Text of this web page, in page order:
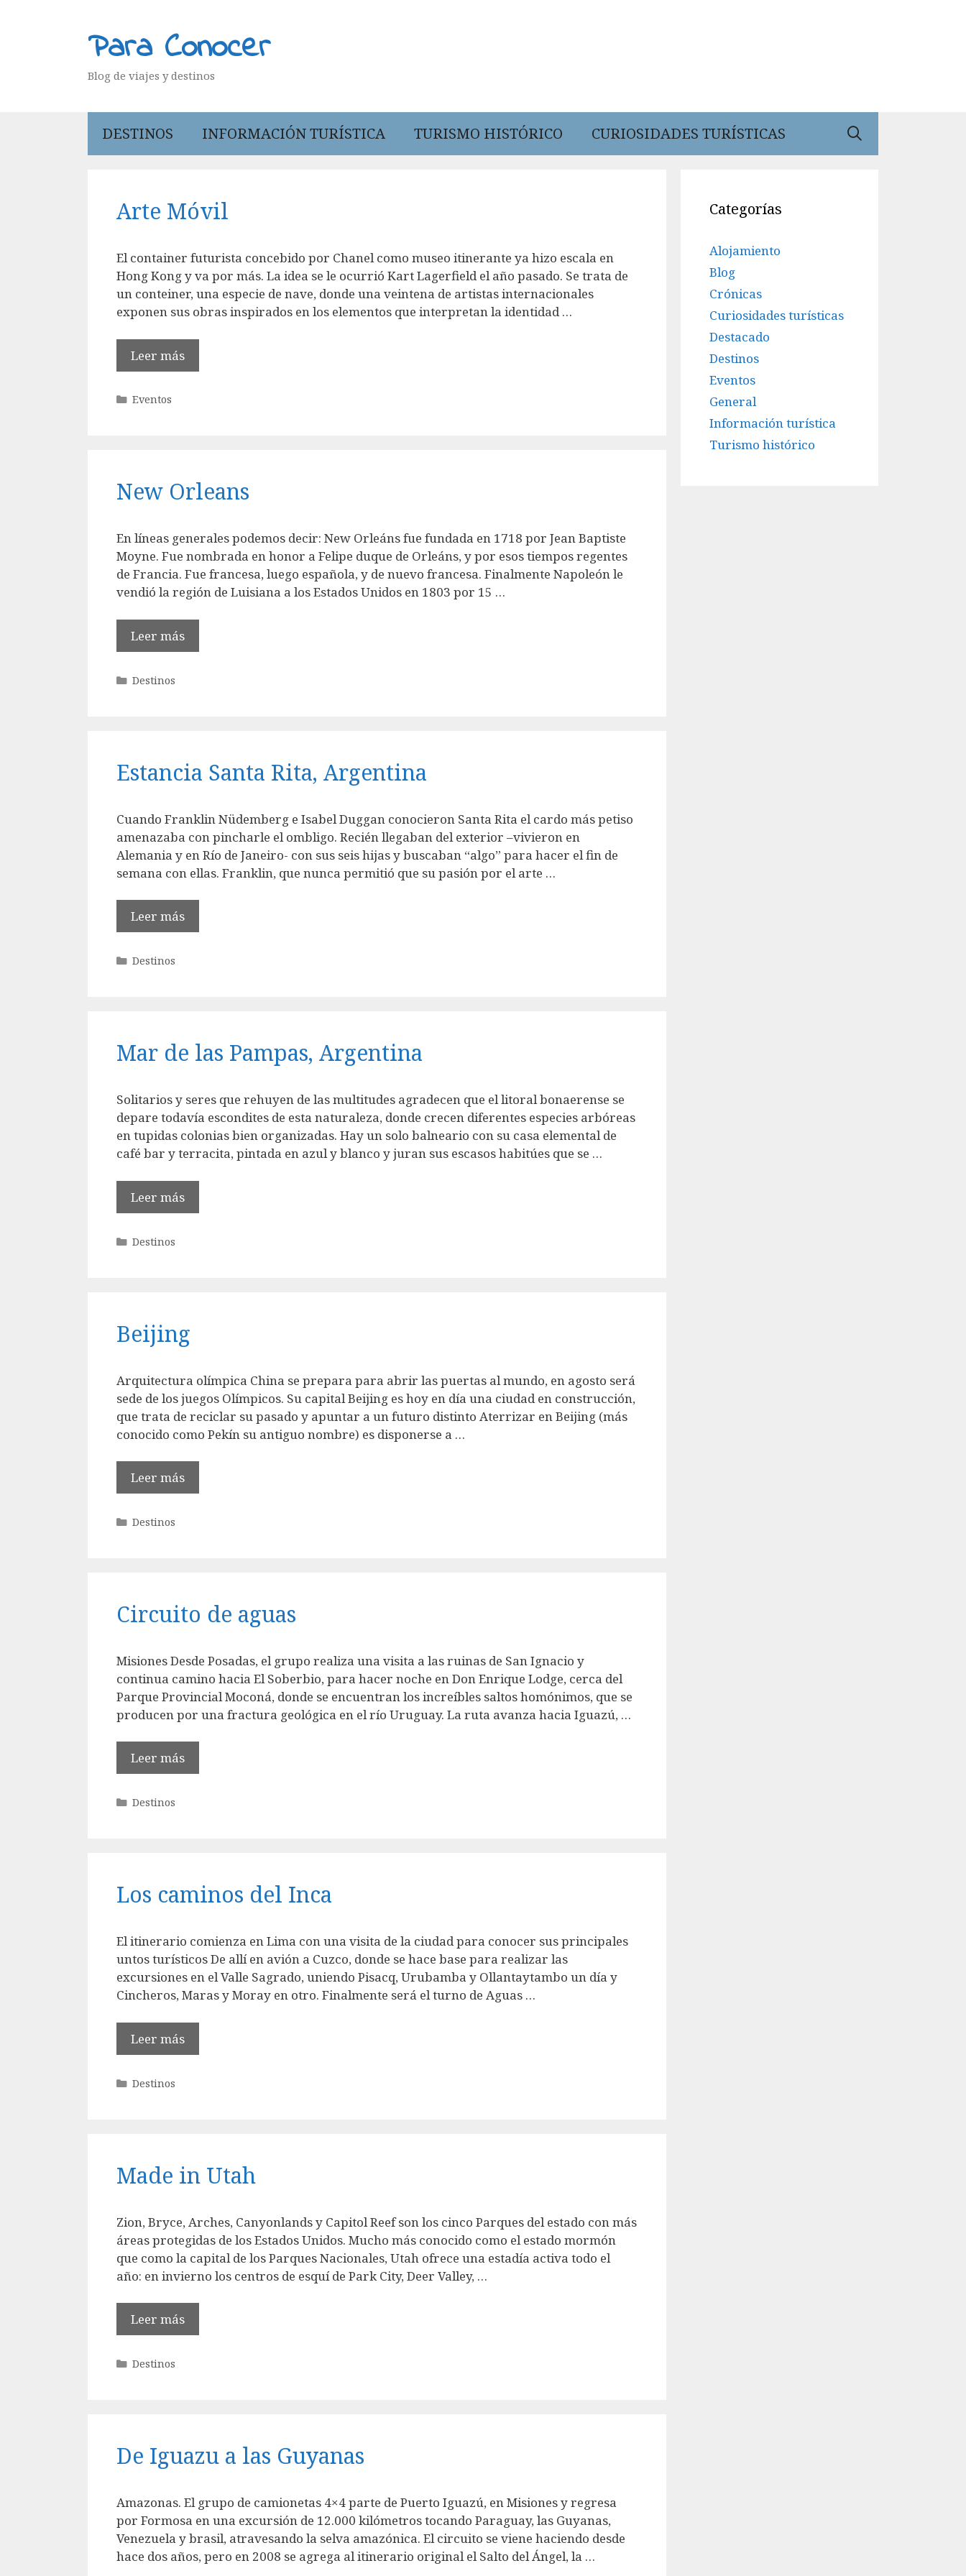
Para Conocer
Blog de viajes y destinos
DESTINOS INFORMACIÓN TURÍSTICA TURISMO HISTÓRICO CURIOSIDADES TURÍSTICAS
Arte Móvil
El container futurista concebido por Chanel como museo itinerante ya hizo escala en
Hong Kong y va por más. La idea se le ocurrió Kart Lagerfield el año pasado. Se trata de
un conteiner, una especie de nave, donde una veintena de artistas internacionales
exponen sus obras inspirados en los elementos que interpretan la identidad …
Leer más
Categorías
Eventos
New Orleans
En líneas generales podemos decir: New Orleáns fue fundada en 1718 por Jean Baptiste
Moyne. Fue nombrada en honor a Felipe duque de Orleáns, y por esos tiempos regentes
de Francia. Fue francesa, luego española, y de nuevo francesa. Finalmente Napoleón le
vendió la región de Luisiana a los Estados Unidos en 1803 por 15 …
Leer más
Categorías
Destinos
Estancia Santa Rita, Argentina
Cuando Franklin Nüdemberg e Isabel Duggan conocieron Santa Rita el cardo más petiso
amenazaba con pincharle el ombligo. Recién llegaban del exterior –vivieron en
Alemania y en Río de Janeiro- con sus seis hijas y buscaban “algo” para hacer el fin de
semana con ellas. Franklin, que nunca permitió que su pasión por el arte …
Leer más
Categorías
Destinos
Mar de las Pampas, Argentina
Solitarios y seres que rehuyen de las multitudes agradecen que el litoral bonaerense se
depare todavía escondites de esta naturaleza, donde crecen diferentes especies arbóreas
en tupidas colonias bien organizadas. Hay un solo balneario con su casa elemental de
café bar y terracita, pintada en azul y blanco y juran sus escasos habitúes que se …
Leer más
Categorías
Destinos
Beijing
Arquitectura olímpica China se prepara para abrir las puertas al mundo, en agosto será
sede de los juegos Olímpicos. Su capital Beijing es hoy en día una ciudad en construcción,
que trata de reciclar su pasado y apuntar a un futuro distinto Aterrizar en Beijing (más
conocido como Pekín su antiguo nombre) es disponerse a …
Leer más
Categorías
Destinos
Circuito de aguas
Misiones Desde Posadas, el grupo realiza una visita a las ruinas de San Ignacio y
continua camino hacia El Soberbio, para hacer noche en Don Enrique Lodge, cerca del
Parque Provincial Moconá, donde se encuentran los increíbles saltos homónimos, que se
producen por una fractura geológica en el río Uruguay. La ruta avanza hacia Iguazú, …
Leer más
Categorías
Destinos
Los caminos del Inca
El itinerario comienza en Lima con una visita de la ciudad para conocer sus principales
untos turísticos De allí en avión a Cuzco, donde se hace base para realizar las
excursiones en el Valle Sagrado, uniendo Pisacq, Urubamba y Ollantaytambo un día y
Cincheros, Maras y Moray en otro. Finalmente será el turno de Aguas …
Leer más
Categorías
Destinos
Made in Utah
Zion, Bryce, Arches, Canyonlands y Capitol Reef son los cinco Parques del estado con más
áreas protegidas de los Estados Unidos. Mucho más conocido como el estado mormón
que como la capital de los Parques Nacionales, Utah ofrece una estadía activa todo el
año: en invierno los centros de esquí de Park City, Deer Valley, …
Leer más
Categorías
Destinos
De Iguazu a las Guyanas
Amazonas. El grupo de camionetas 4×4 parte de Puerto Iguazú, en Misiones y regresa
por Formosa en una excursión de 12.000 kilómetros tocando Paraguay, las Guyanas,
Venezuela y brasil, atravesando la selva amazónica. El circuito se viene haciendo desde
hace dos años, pero en 2008 se agrega al itinerario original el Salto del Ángel, la …
Categorías
Alojamiento
Blog
Crónicas
Curiosidades turísticas
Destacado
Destinos
Eventos
General
Información turística
Turismo histórico